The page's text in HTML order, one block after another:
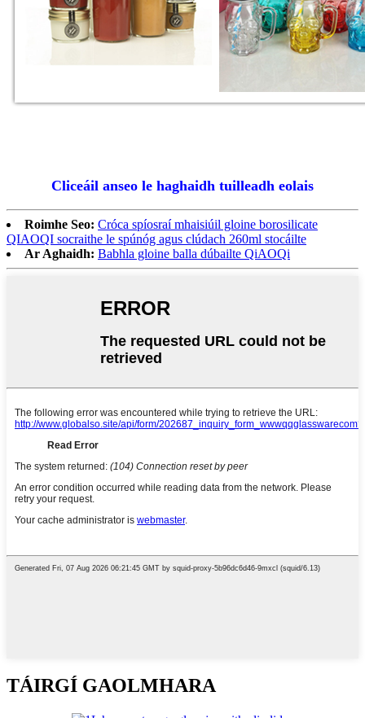
Cliceáil anseo le haghaidh tuilleadh eolais
Roimhe Seo: Cróca spíosraí mhaisiúil gloine borosilicate
QIAOQI socraithe le spúnóg agus clúdach 260ml stocáilte
Ar Aghaidh: Babhla gloine balla dúbailte QiAOQi
TÁIRGÍ GAOLMHARA